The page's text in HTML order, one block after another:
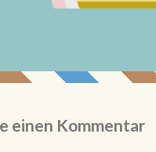
einen Kommentar